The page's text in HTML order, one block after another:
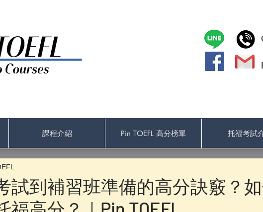
課程介紹 Pin TOEFL 高分榜單 托福考試
試到補習班準備的高分訣竅？